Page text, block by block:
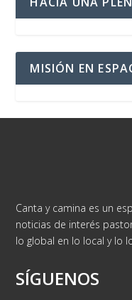
MISIÓN EN
Canta y camina es un
noticias de interés
lo global en lo local y lo
SÍGUENOS